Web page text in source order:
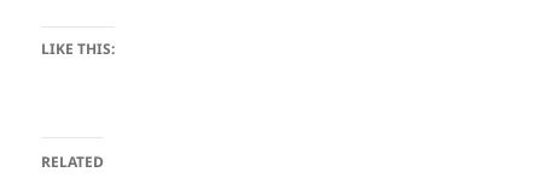
LIKE THIS:
RELATED